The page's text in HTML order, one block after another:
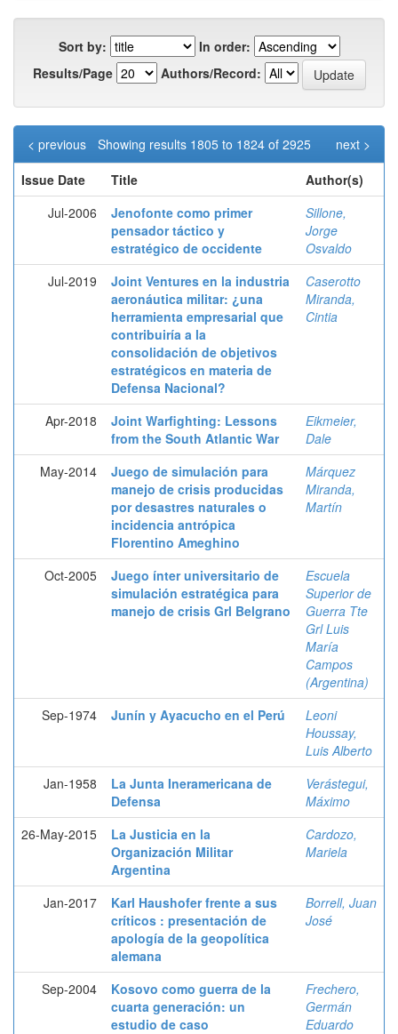
Sort by:
In order:
Results/Page
Authors/Record:
Showing results 1805 to 1824 of 2925
< previous
next >
Issue Date
Title
Author(s)
Jul-2006
Jenofonte como primer
pensador táctico y
estratégico de occidente
Sillone,
Jorge
Osvaldo
Jul-2019
Joint Ventures en la industria
aeronáutica militar: ¿una
herramienta empresarial que
contribuiría a la
consolidación de objetivos
estratégicos en materia de
Defensa Nacional?
Caserotto
Miranda,
Cintia
Apr-2018
Joint Warfighting: Lessons
from the South Atlantic War
Eikmeier,
Dale
May-2014
Juego de simulación para
manejo de crisis producidas
por desastres naturales o
incidencia antrópica
Florentino Ameghino
Márquez
Miranda,
Martín
Oct-2005
Juego ínter universitario de
simulación estratégica para
manejo de crisis Grl Belgrano
Escuela
Superior de
Guerra Tte
Grl Luis
María
Campos
(Argentina)
Sep-1974
Junín y Ayacucho en el Perú
Leoni
Houssay,
Luis Alberto
Jan-1958
La Junta Ineramericana de
Defensa
Verástegui,
Máximo
26-May-2015
La Justicia en la
Organización Militar
Argentina
Cardozo,
Mariela
Jan-2017
Karl Haushofer frente a sus
críticos : presentación de
apología de la geopolítica
alemana
Borrell, Juan
José
Sep-2004
Kosovo como guerra de la
cuarta generación: un
estudio de caso
Frechero,
Germán
Eduardo